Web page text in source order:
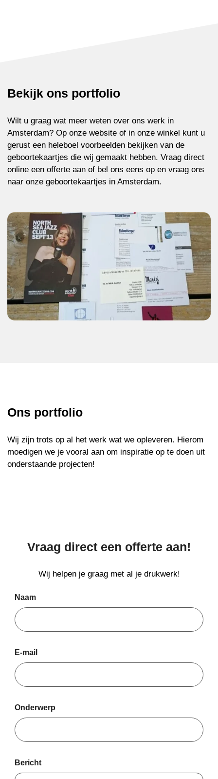
Bekijk ons portfolio
Wilt u graag wat meer weten over ons werk in
Amsterdam? Op onze website of in onze winkel kunt u
gerust een heleboel voorbeelden bekijken van de
geboortekaartjes die wij gemaakt hebben. Vraag direct
online een offerte aan of bel ons eens op en vraag ons
naar onze geboortekaartjes in Amsterdam.
Ons portfolio
Wij zijn trots op al het werk wat we opleveren. Hierom
moedigen we je vooral aan om inspiratie op te doen uit
onderstaande projecten!
Vraag direct een offerte aan!
Wij helpen je graag met al je drukwerk!
Naam
E-mail
Onderwerp
Bericht